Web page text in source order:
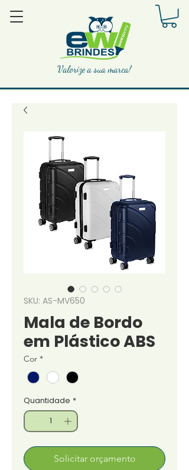
Valorize a sua marca!
SKU: AS-MV650
Mala de Bordo
em Plástico ABS
Cor *
Quantidade *
Solicitar orçamento